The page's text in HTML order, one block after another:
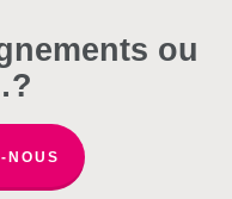
du
produit
ou
NOUS